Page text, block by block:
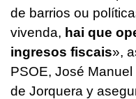
de barrios ou
vivenda, hai que
ingresos fiscais»,
PSOE, José
de Jorquera y